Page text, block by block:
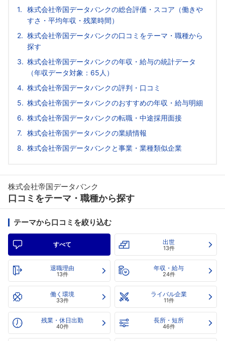
株式会社帝国データバンクの総合評価・スコア（働きや
すさ・平均年収・残業時間）
株式会社帝国データバンクの口コミをテーマ・職種から
探す
株式会社帝国データバンクの年収・給与の統計データ
（年収データ対象：65人）
株式会社帝国データバンクの評判・口コミ
株式会社帝国データバンクのおすすめの年収・給与明細
株式会社帝国データバンクの転職・中途採用面接
株式会社帝国データバンクの業績情報
株式会社帝国データバンクと事業・業種類似企業
株式会社帝国データバンク
口コミをテーマ・職種から探す
テーマから口コミを絞り込む
すべて 出世
13件
退職理由
13件
年収・給与
24件
働く環境
33件
ライバル企業
11件
残業・休日出勤
40件
長所・短所
46件